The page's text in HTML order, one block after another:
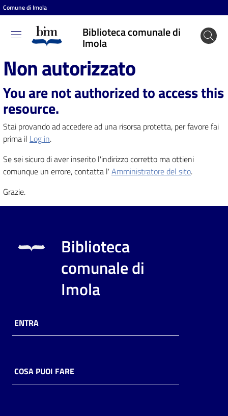
Vai al contenuto
Vai alla navigazione
Vai al footer
Comune di Imola
Biblioteca comunale di
Imola
Biblioteca
comunale
di Imola
Entra
Cosa
puoi
fare
contenuti
Casa
Piani
Non autorizzato
You are not authorized to access this
resource.
Stai provando ad accedere ad una risorsa protetta, per favore fai
prima il Log in.
Se sei sicuro di aver inserito l'indirizzo corretto ma ottieni
comunque un errore, contatta l' Amministratore del sito.
Grazie.
Biblioteca
comunale di
Imola
ENTRA
COSA PUOI FARE